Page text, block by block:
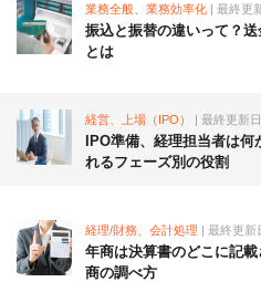
業務全般、業務効率化 | 最終更
振込と振替の違いって？
とは
経営、上場（IPO） | 最終更新
IPO準備、経理担当者は
れるフェーズ別の役割
経理/財務、会計処理 | 最終更新
年商は決算書のどこに記
商の調べ方